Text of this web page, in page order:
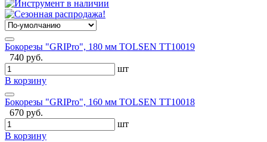
Бокорезы "GRIPro", 180 мм TOLSEN TT10019
740 руб.
шт
В корзину
Бокорезы "GRIPro", 160 мм TOLSEN TT10018
670 руб.
шт
В корзину